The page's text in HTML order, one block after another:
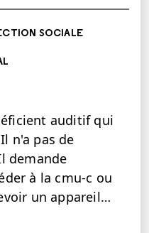
SOCIALE
auditif qui
n'a pas de
demande
à la cmu-c ou
un appareil…